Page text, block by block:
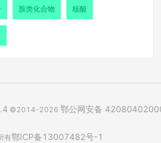
胺类化合物 核酸
©2014-2026 鄂公网安备
有鄂ICP备13007482号-1